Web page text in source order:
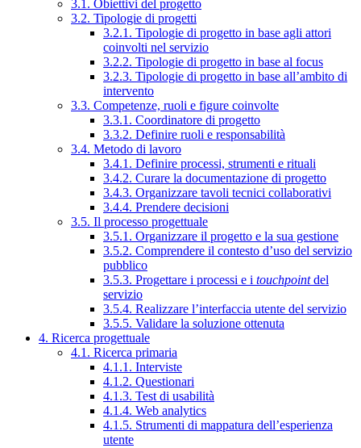
3.1. Obiettivi del progetto
3.2. Tipologie di progetti
3.2.1. Tipologie di progetto in base agli attori
coinvolti nel servizio
3.2.2. Tipologie di progetto in base al focus
3.2.3. Tipologie di progetto in base all’ambito di
intervento
3.3. Competenze, ruoli e figure coinvolte
3.3.1. Coordinatore di progetto
3.3.2. Definire ruoli e responsabilità
3.4. Metodo di lavoro
3.4.1. Definire processi, strumenti e rituali
3.4.2. Curare la documentazione di progetto
3.4.3. Organizzare tavoli tecnici collaborativi
3.4.4. Prendere decisioni
3.5. Il processo progettuale
3.5.1. Organizzare il progetto e la sua gestione
3.5.2. Comprendere il contesto d’uso del servizio
pubblico
3.5.3. Progettare i processi e i touchpointdel
servizio
3.5.4. Realizzare l’interfaccia utente del servizio
3.5.5. Validare la soluzione ottenuta
4. Ricerca progettuale
4.1. Ricerca primaria
4.1.1. Interviste
4.1.2. Questionari
4.1.3. Test di usabilità
4.1.4. Web analytics
4.1.5. Strumenti di mappatura dell’esperienza
utente